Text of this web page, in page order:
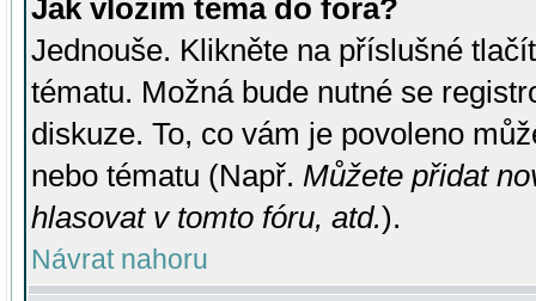
Jak vložím téma do fóra?
Jednouše. Klikněte na příslušné
tématu. Možná bude nutné se
diskuze. To, co vám je povoleno
nebo tématu (Např. Můžete přidat
hlasovat v tomto fóru, atd.).
Návrat nahoru